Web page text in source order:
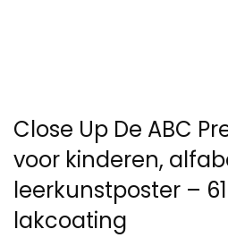
Close Up De ABC
voor kinderen,
leerkunstposter –
lakcoating